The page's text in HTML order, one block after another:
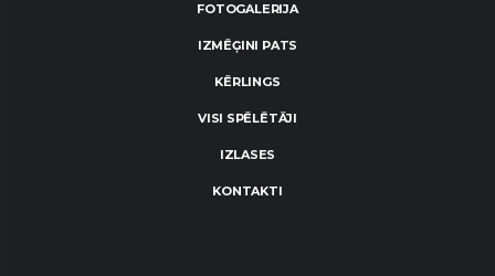
FOTOGALERIJA
IZMĒĢINI PATS
KĒRLINGS
VISI SPĒLĒTĀJI
IZLASES
KONTAKTI